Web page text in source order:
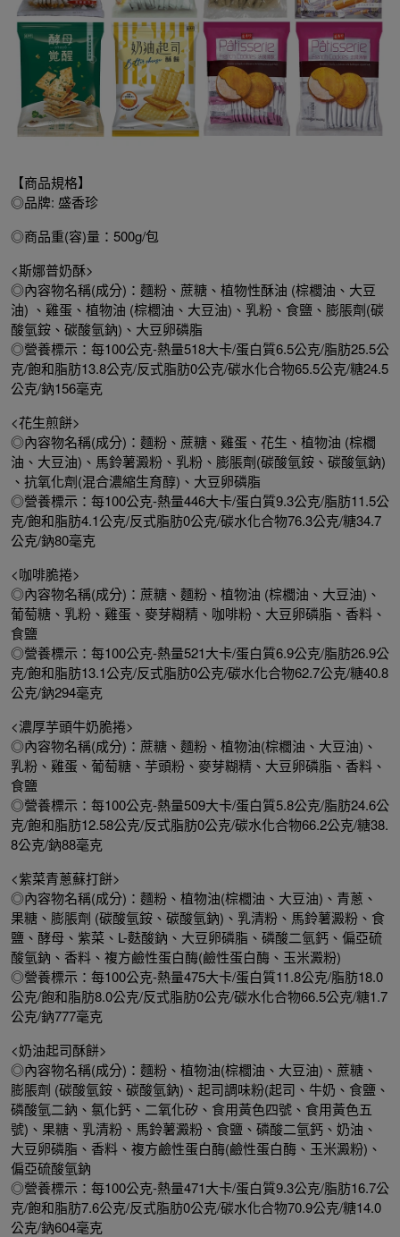
【商品規格】
◎品牌: 盛香珍
◎商品重(容)量：500g/包
<斯娜普奶酥>
◎內容物名稱(成分)：麵粉、蔗糖、植物性酥油 (棕櫚油、大豆
油) 、雞蛋、植物油 (棕櫚油、大豆油)、乳粉、食鹽、膨脹劑(碳
酸氫銨、碳酸氫鈉)、大豆卵磷脂
◎營養標示：每100公克-熱量518大卡/蛋白質6.5公克/脂肪25.5公
克/飽和脂肪13.8公克/反式脂肪0公克/碳水化合物65.5公克/糖24.5
公克/鈉156毫克
<花生煎餅>
◎內容物名稱(成分)：麵粉、蔗糖、雞蛋、花生、植物油 (棕櫚
油、大豆油)、馬鈴薯澱粉、乳粉、膨脹劑(碳酸氫銨、碳酸氫鈉)
、抗氧化劑(混合濃縮生育醇)、大豆卵磷脂
◎營養標示：每100公克-熱量446大卡/蛋白質9.3公克/脂肪11.5公
克/飽和脂肪4.1公克/反式脂肪0公克/碳水化合物76.3公克/糖34.7
公克/鈉80毫克
<咖啡脆捲>
◎內容物名稱(成分)：蔗糖、麵粉、植物油 (棕櫚油、大豆油)、
葡萄糖、乳粉、雞蛋、麥芽糊精、咖啡粉、大豆卵磷脂、香料、
食鹽
◎營養標示：每100公克-熱量521大卡/蛋白質6.9公克/脂肪26.9公
克/飽和脂肪13.1公克/反式脂肪0公克/碳水化合物62.7公克/糖40.8
公克/鈉294毫克
<濃厚芋頭牛奶脆捲>
◎內容物名稱(成分)：蔗糖、麵粉、植物油(棕櫚油、大豆油)、
乳粉、雞蛋、葡萄糖、芋頭粉、麥芽糊精、大豆卵磷脂、香料、
食鹽
◎營養標示：每100公克-熱量509大卡/蛋白質5.8公克/脂肪24.6公
克/飽和脂肪12.58公克/反式脂肪0公克/碳水化合物66.2公克/糖38.
8公克/鈉88毫克
<紫菜青蔥蘇打餅>
◎內容物名稱(成分)：麵粉、植物油(棕櫚油、大豆油)、青蔥、
果糖、膨脹劑 (碳酸氫銨、碳酸氫鈉)、乳清粉、馬鈴薯澱粉、食
鹽、酵母、紫菜、L-麩酸鈉、大豆卵磷脂、磷酸二氫鈣、偏亞硫
酸氫鈉、香料、複方鹼性蛋白酶(鹼性蛋白酶、玉米澱粉)
◎營養標示：每100公克-熱量475大卡/蛋白質11.8公克/脂肪18.0
公克/飽和脂肪8.0公克/反式脂肪0公克/碳水化合物66.5公克/糖1.7
公克/鈉777毫克
<奶油起司酥餅>
◎內容物名稱(成分)：麵粉、植物油(棕櫚油、大豆油)、蔗糖、
膨脹劑 (碳酸氫銨、碳酸氫鈉)、起司調味粉(起司、牛奶、食鹽、
磷酸氫二鈉、氯化鈣、二氧化矽、食用黃色四號、食用黃色五
號)、果糖、乳清粉、馬鈴薯澱粉、食鹽、磷酸二氫鈣、奶油、
大豆卵磷脂、香料、複方鹼性蛋白酶(鹼性蛋白酶、玉米澱粉)、
偏亞硫酸氫鈉
◎營養標示：每100公克-熱量471大卡/蛋白質9.3公克/脂肪16.7公
克/飽和脂肪7.6公克/反式脂肪0公克/碳水化合物70.9公克/糖14.0
公克/鈉604毫克